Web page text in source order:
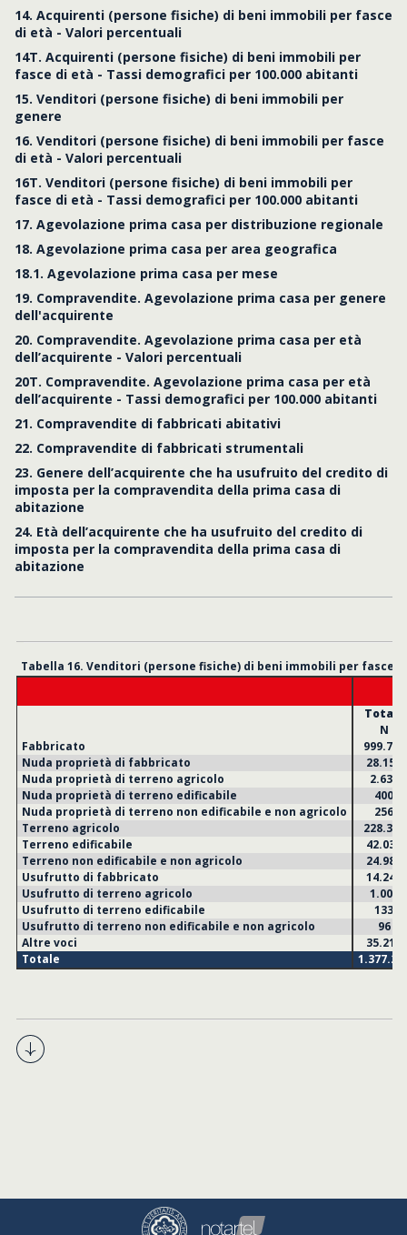
14. Acquirenti (persone fisiche) di beni immobili per fasce
di età - Valori percentuali
14T. Acquirenti (persone fisiche) di beni immobili per
fasce di età - Tassi demografici per 100.000 abitanti
15. Venditori (persone fisiche) di beni immobili per
genere
16. Venditori (persone fisiche) di beni immobili per fasce
di età - Valori percentuali
16T. Venditori (persone fisiche) di beni immobili per
fasce di età - Tassi demografici per 100.000 abitanti
17. Agevolazione prima casa per distribuzione regionale
18. Agevolazione prima casa per area geografica
18.1. Agevolazione prima casa per mese
19. Compravendite. Agevolazione prima casa per genere
dell'acquirente
20. Compravendite. Agevolazione prima casa per età
dell’acquirente - Valori percentuali
20T. Compravendite. Agevolazione prima casa per età
dell’acquirente - Tassi demografici per 100.000 abitanti
21. Compravendite di fabbricati abitativi
22. Compravendite di fabbricati strumentali
23. Genere dell’acquirente che ha usufruito del credito di
imposta per la compravendita della prima casa di
abitazione
24. Età dell’acquirente che ha usufruito del credito di
imposta per la compravendita della prima casa di
abitazione
Tabella 16. Venditori (persone fisiche) di beni immobili per fasce
Totale
N
Fabbricato
999.757
Nuda proprietà di fabbricato
28.152
Nuda proprietà di terreno agricolo
2.631
Nuda proprietà di terreno edificabile
400
Nuda proprietà di terreno non edificabile e non agricolo
256
Terreno agricolo
228.302
Terreno edificabile
42.036
Terreno non edificabile e non agricolo
24.986
Usufrutto di fabbricato
14.246
Usufrutto di terreno agricolo
1.003
Usufrutto di terreno edificabile
133
Usufrutto di terreno non edificabile e non agricolo
96
Altre voci
35.210
Totale